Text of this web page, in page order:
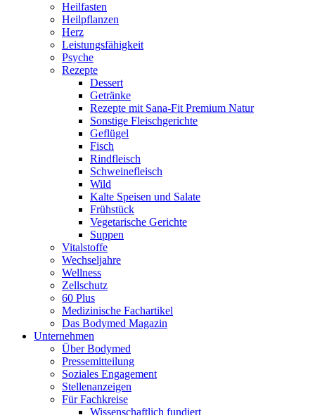
Heilfasten
Heilpflanzen
Herz
Leistungsfähigkeit
Psyche
Rezepte
Dessert
Getränke
Rezepte mit Sana-Fit Premium Natur
Sonstige Fleischgerichte
Geflügel
Fisch
Rindfleisch
Schweinefleisch
Wild
Kalte Speisen und Salate
Frühstück
Vegetarische Gerichte
Suppen
Vitalstoffe
Wechseljahre
Wellness
Zellschutz
60 Plus
Medizinische Fachartikel
Das Bodymed Magazin
Unternehmen
Über Bodymed
Pressemitteilung
Soziales Engagement
Stellenanzeigen
Für Fachkreise
Wissenschaftlich fundiert